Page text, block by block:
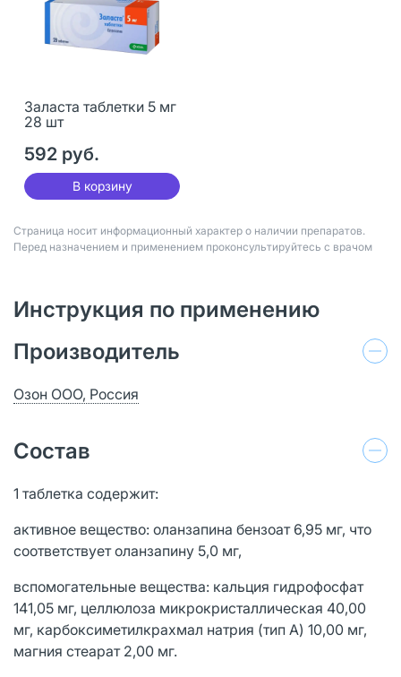
Заласта таблетки 5 мг
28 шт
592 руб.
В корзину
Страница носит информационный характер о наличии препаратов.
Перед назначением и применением проконсультируйтесь с врачом
Инструкция по применению
Производитель
Озон ООО, Россия
Состав
1 таблетка содержит:
активное вещество: оланзапина бензоат 6,95 мг, что
соответствует оланзапину 5,0 мг,
вспомогательные вещества: кальция гидрофосфат
141,05 мг, целлюлоза микрокристаллическая 40,00
мг, карбоксиметилкрахмал натрия (тип А) 10,00 мг,
магния стеарат 2,00 мг.